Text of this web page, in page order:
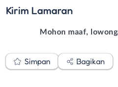
Kirim Lamaran
Mohon maaf,
Simpan Bagikan